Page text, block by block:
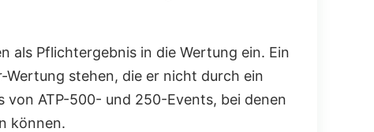
als Pflichtergebnis in die Wertung ein. Ein
Wertung stehen, die er nicht durch ein
von ATP-500- und 250-Events, bei denen
können.